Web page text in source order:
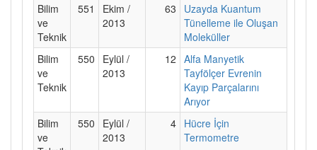
Bilim
ve
Teknik
551
Ekim /
2013
63
Uzayda Kuantum
Tünelleme ile Oluşan
Moleküller
Bilim
ve
Teknik
550
Eylül /
2013
12 Alfa Manyetik
Tayfölçer Evrenin
Kayıp Parçalarını
Arıyor
Bilim
ve
550
Eylül /
2013
4 Hücre İçin
Termometre